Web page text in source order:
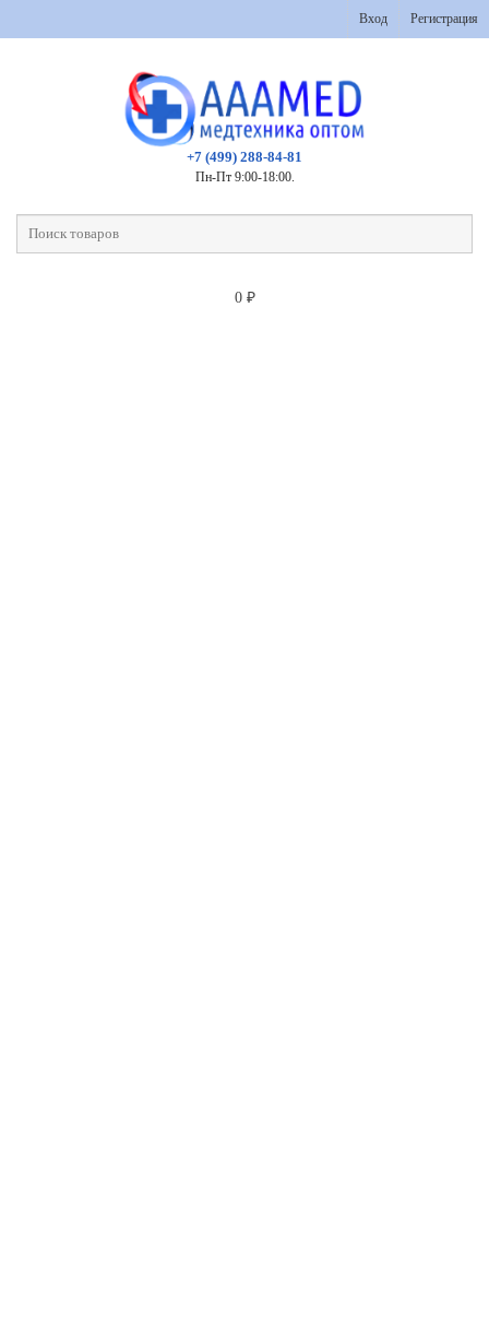
Вход Регистрация
+7 (499) 288-84-81
Пн-Пт 9:00-18:00.
0 ₽